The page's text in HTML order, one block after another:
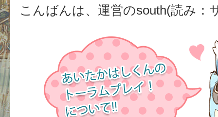
こんばんは、運営のsouth(読み：